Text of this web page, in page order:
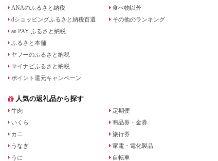
ANAのふるさと納税
dショッピングふるさと納税百選
au PAY ふるさと納税
ふるさと本舗
ヤフーのふるさと納税
マイナビふるさと納税
ポイント還元キャンペーン
食べ物以外
その他のランキング
人気の返礼品から探す
牛肉
いくら
カニ
うなぎ
うに
定期便
商品券・金券
旅行券
家電・電化製品
自転車